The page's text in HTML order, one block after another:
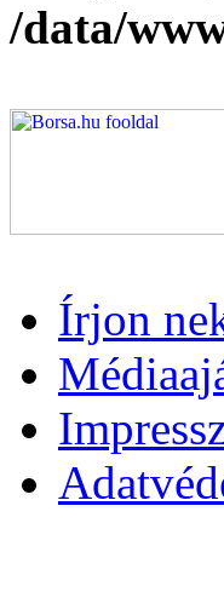
/data/
Írjon